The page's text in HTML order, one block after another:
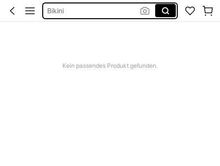
Bikini
Kein passendes Produkt gefunden.